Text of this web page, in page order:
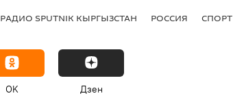
РАДИО SPUTNIK КЫРГЫЗСТАН РОССИЯ СПОРТ
OK Дзен